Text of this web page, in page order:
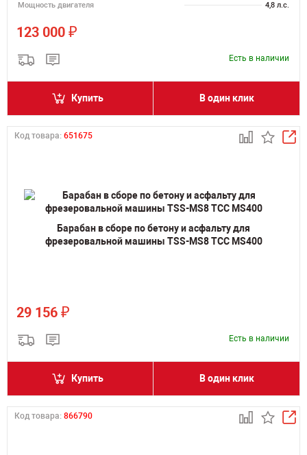
Мощность двигателя
4,8 л.с.
123 000 ₽
Есть в наличии
Купить В один клик
Код товара: 651675
Барабан в сборе по бетону и асфальту для
фрезеровальной машины TSS-MS8 ТСС MS400
29 156 ₽
Есть в наличии
Купить В один клик
Код товара: 866790